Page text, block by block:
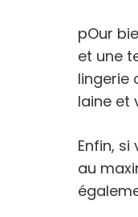
pOur
et une
lingerie
laine et
Enfin,
au